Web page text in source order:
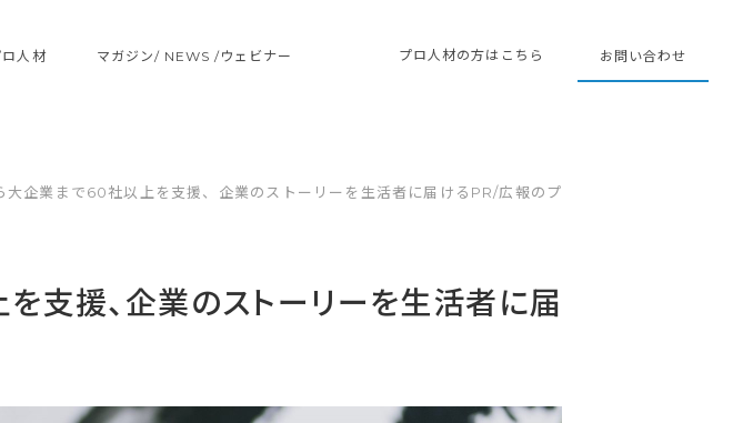
人材 マガジン/ NEWS /ウェビナー プロ人材の方はこちら お問い合わせ
大企業まで60社以上を支援、企業のストーリーを生活者に届けるPR/広報のプ
支援、企業のストーリーを生活者に届